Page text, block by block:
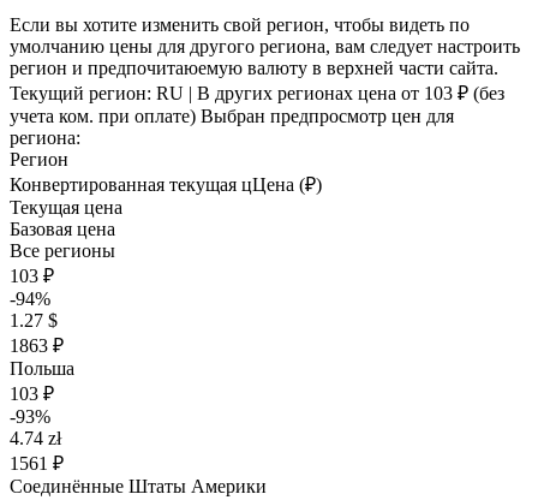
Если вы хотите изменить свой регион, чтобы видеть по
умолчанию цены для другого региона, вам следует настроить
регион и предпочитаюемую валюту в верхней части сайта.
Текущий регион: RU | В других регионах цена от 103 ₽ (без
учета ком. при оплате) Выбран предпросмотр цен для
региона:
Регион
Конвертированная текущая цЦена (₽)
Текущая цена
Базовая цена
Все регионы
103 ₽
-94%
1.27 $
1863 ₽
Польша
103 ₽
-93%
4.74 zł
1561 ₽
Соединённые Штаты Америки